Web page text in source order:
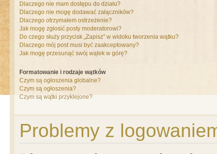
Dlaczego nie mam dostępu do działu?
Dlaczego nie mogę dodawać załączników?
Dlaczego otrzymałem ostrzeżenie?
Jak mogę zgłosić posty moderatorowi?
Do czego służy przycisk „Zapisz” w widoku tworzenia wątku?
Dlaczego mój post musi być zaakceptowany?
Jak mogę przesunąć swój wątek w górę?
Formatowanie i rodzaje wątków
Czym są ogłoszenia globalne?
Czym są ogłoszenia?
Czym są wątki przyklejone?
Problemy z